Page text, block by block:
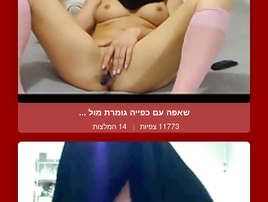
שאפה עם כפייה גומרת מול ...
11773 צפיות | 14 המלצות